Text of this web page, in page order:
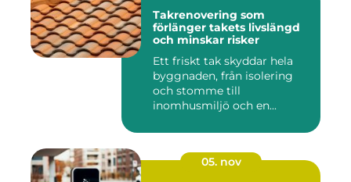
Takrenovering som
förlänger takets livslängd
och minskar risker
Ett friskt tak skyddar hela
byggnaden, från isolering
och stomme till
inomhusmiljö och en...
05. nov